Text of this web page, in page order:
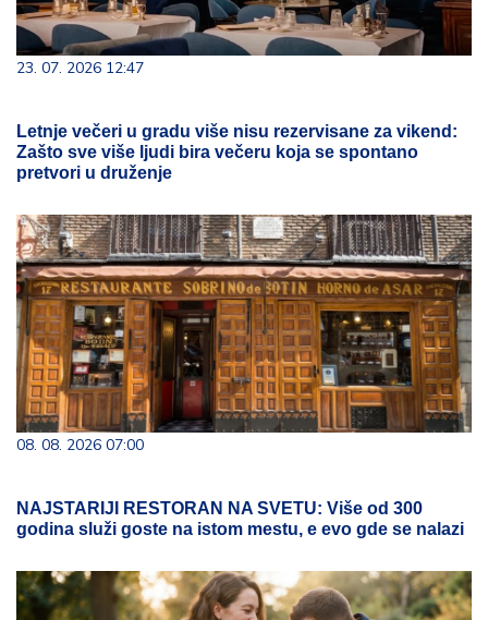
23. 07. 2026 12:47
Letnje večeri u gradu više nisu rezervisane za vikend:
Zašto sve više ljudi bira večeru koja se spontano
pretvori u druženje
08. 08. 2026 07:00
NAJSTARIJI RESTORAN NA SVETU: Više od 300
godina služi goste na istom mestu, e evo gde se nalazi